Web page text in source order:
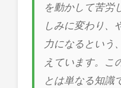
を動かして苦労
しみに変わり、
力になるという
えています。こ
とは単なる知識